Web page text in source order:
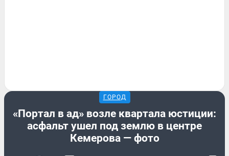
ГОРОД
«Портал в ад» возле квартала юстиции:
асфальт ушел под землю в центре
Кемерова — фото